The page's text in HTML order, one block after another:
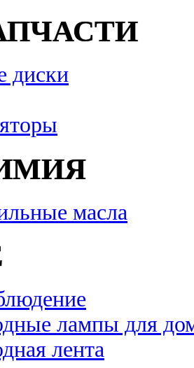
диски
масла
лампы для
лента